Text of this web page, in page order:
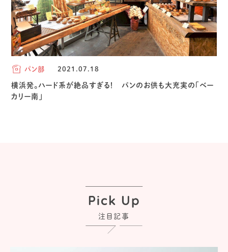
パン部 2021.07.18
横浜発。ハード系が絶品すぎる！ パンのお供も大充実の「ベー
カリー南」
Pick Up
注目記事